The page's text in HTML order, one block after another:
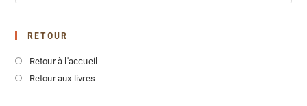
RETOUR
Retour à l'accueil
Retour aux livres